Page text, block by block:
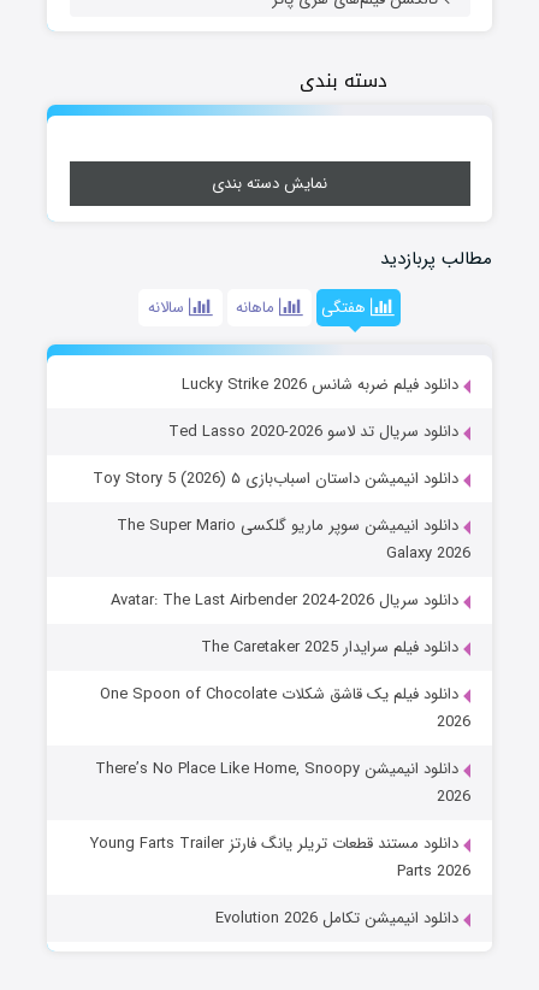
دسته بندی
نمایش دسته بندی
مطالب پربازدید
هفتگی ماهانه سالانه
دانلود فیلم ضربه شانس Lucky Strike 2026
دانلود سریال تد لاسو Ted Lasso 2020-2026
دانلود انیمیشن داستان اسباب‌بازی ۵ Toy Story 5 (2026)
دانلود انیمیشن سوپر ماریو گلکسی The Super Mario
Galaxy 2026
دانلود سریال Avatar: The Last Airbender 2024-2026
دانلود فیلم سرایدار The Caretaker 2025
دانلود فیلم یک قاشق شکلات One Spoon of Chocolate
2026
دانلود انیمیشن There’s No Place Like Home, Snoopy
2026
دانلود مستند قطعات تریلر یانگ فارتز Young Farts Trailer
Parts 2026
دانلود انیمیشن تکامل Evolution 2026